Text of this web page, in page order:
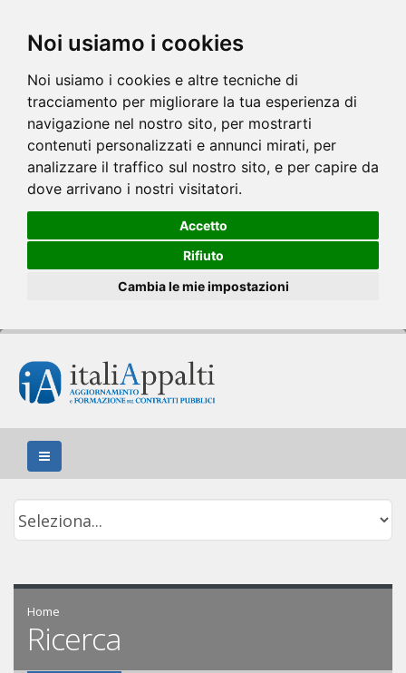
Noi usiamo i cookies
Noi usiamo i cookies e altre tecniche di
tracciamento per migliorare la tua esperienza di
navigazione nel nostro sito, per mostrarti
contenuti personalizzati e annunci mirati, per
analizzare il traffico sul nostro sito, e per capire da
dove arrivano i nostri visitatori.
Accetto
Rifiuto
Cambia le mie impostazioni
Home
Ricerca